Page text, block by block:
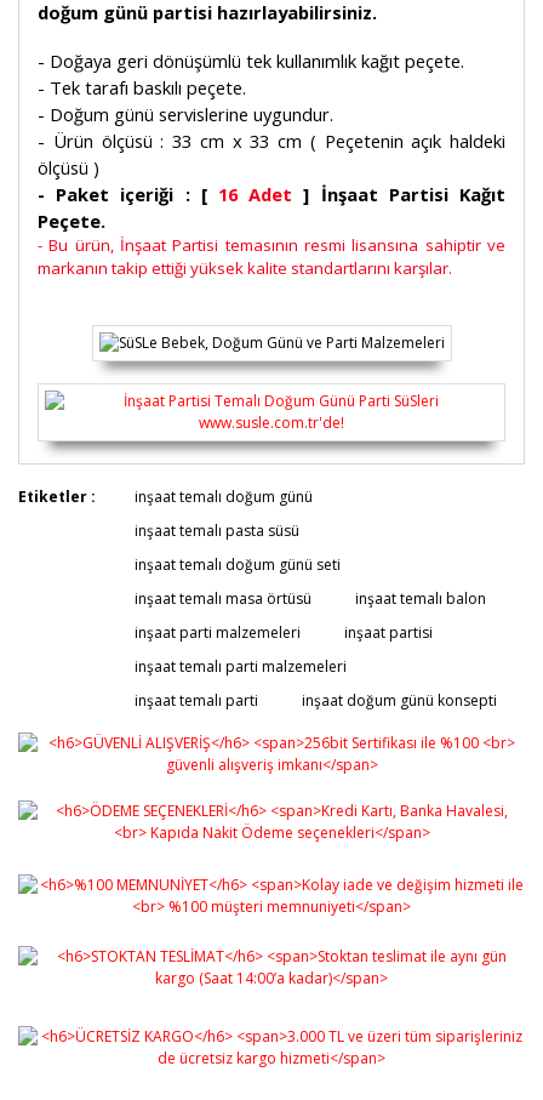
doğum günü partisi hazırlayabilirsiniz.
- Doğaya geri dönüşümlü tek kullanımlık kağıt peçete.
- Tek tarafı baskılı peçete.
- Doğum günü servislerine uygundur.
- Ürün ölçüsü : 33 cm x 33 cm ( Peçetenin açık haldeki
ölçüsü )
- Paket içeriği : [ 16 Adet ] İnşaat Partisi Kağıt
Peçete.
- Bu ürün, İnşaat Partisi temasının resmi lisansına sahiptir ve
markanın takip ettiği yüksek kalite standartlarını karşılar.
Bu ürüne ilk yorumu siz yapın!
Yorum Yaz
Bu ürünün fiyat bilgisi, resim, ürün açıklamalarında ve
formunu kullanarak tarafımıza iletebilirsiniz.
Görüş ve önerileriniz için teşekkür ederiz.
Ürün resmi kalitesiz, bozuk veya görüntülenemiyor.
Ürün açıklamasında eksik bilgiler bulunuyor.
Ürün bilgilerinde hatalar bulunuyor.
Bu ürüne benzer farklı alternatifler olmalı.
Gönder
Etiketler :
inşaat temalı doğum günü
inşaat temalı pasta süsü
inşaat temalı doğum günü seti
inşaat temalı masa örtüsü
inşaat temalı balon
inşaat parti malzemeleri
inşaat partisi
inşaat temalı parti malzemeleri
inşaat temalı parti
inşaat doğum günü konsepti